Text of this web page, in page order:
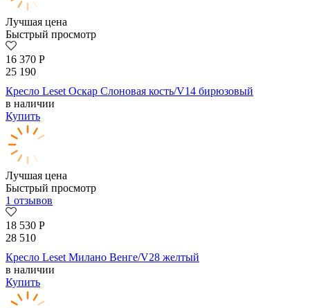
Лучшая цена
Быстрый просмотр
16 370 Р
25 190
Кресло Leset Оскар Слоновая кость/V14 бирюзовый
в наличии
Купить
Лучшая цена
Быстрый просмотр
1 отзывов
18 530 Р
28 510
Кресло Leset Милано Венге/V28 желтый
в наличии
Купить